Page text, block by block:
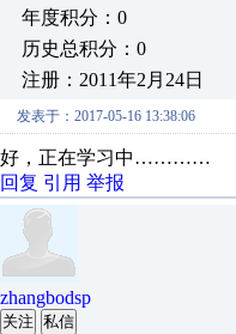
年度积分：0
历史总积分：0
注册：2011年2月24日
发表于：2017-05-16 13:38:06
好，正在学习中…………
回复 引用 举报
zhangbodsp
关注 私信